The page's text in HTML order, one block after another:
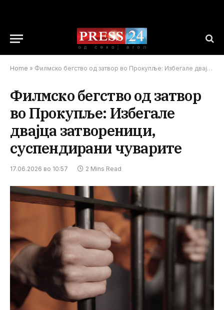
Home » Филмско бегство од затвор во Прокупље: Избегале двајца затвореници, суспендирани чуварите
Филмско бегство од затвор
во Прокупље: Избегале
двајца затвореници,
суспендирани чуварите
17.06.2026 во 10:57 2 Mins Read